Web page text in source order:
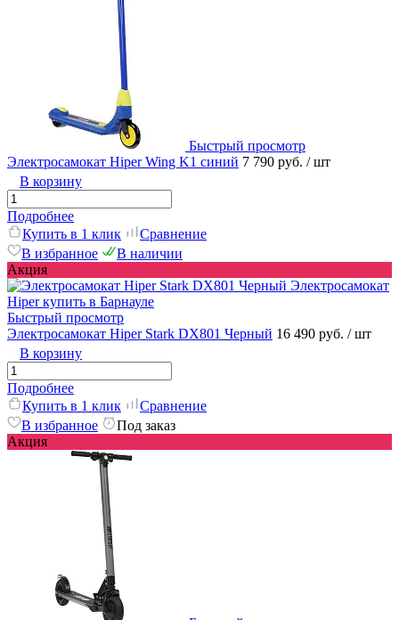
Быстрый просмотр
Электросамокат Hiper Wing K1 синий 7 790 руб. / шт
В корзину
Подробнее
Купить в 1 клик
Сравнение
В избранное
В наличии
Акция
Быстрый просмотр
Электросамокат Hiper Stark DX801 Черный 16 490 руб. / шт
В корзину
Подробнее
Купить в 1 клик
Сравнение
В избранное
Под заказ
Акция